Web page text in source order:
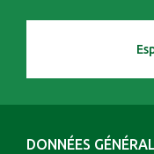
DONNÉES